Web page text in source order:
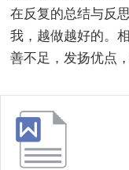
在反复的总结与反
我，越做越好的。
善不足，发扬优点